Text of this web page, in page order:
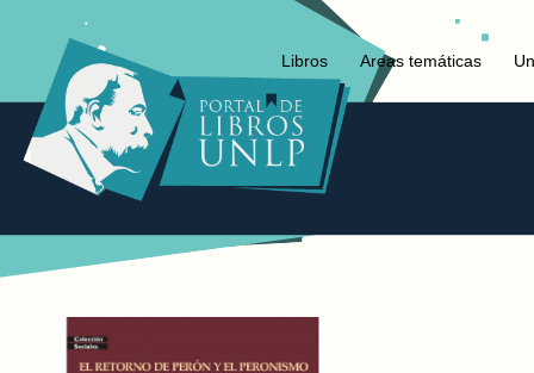
Libros Areas temáticas